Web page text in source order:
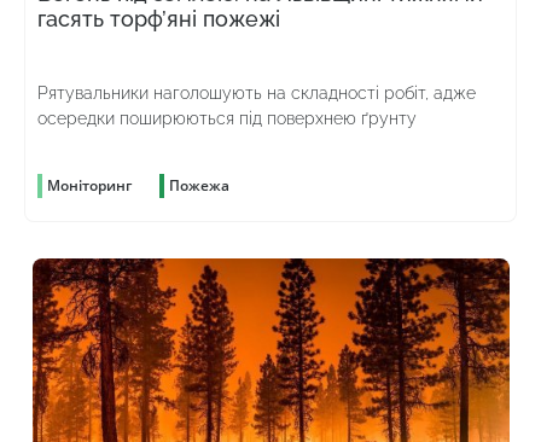
гасять торф’яні пожежі
Рятувальники наголошують на складності робіт, адже
осередки поширюються під поверхнею ґрунту
Моніторинг Пожежа